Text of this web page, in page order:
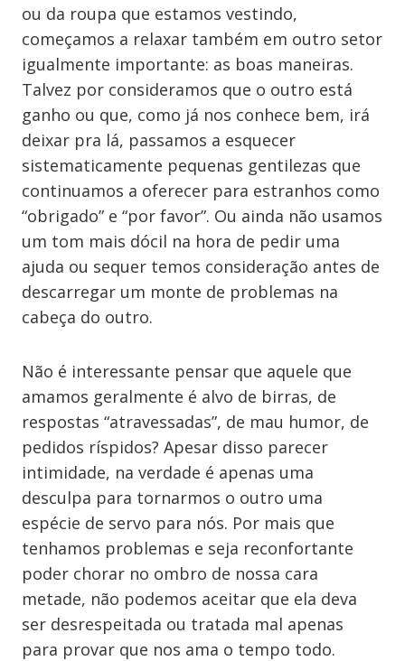
ou da roupa que estamos vestindo,
começamos a relaxar também em outro setor
igualmente importante: as boas maneiras.
Talvez por consideramos que o outro está
ganho ou que, como já nos conhece bem, irá
deixar pra lá, passamos a esquecer
sistematicamente pequenas gentilezas que
continuamos a oferecer para estranhos como
“obrigado” e “por favor”. Ou ainda não usamos
um tom mais dócil na hora de pedir uma
ajuda ou sequer temos consideração antes de
descarregar um monte de problemas na
cabeça do outro.
Não é interessante pensar que aquele que
amamos geralmente é alvo de birras, de
respostas “atravessadas”, de mau humor, de
pedidos ríspidos? Apesar disso parecer
intimidade, na verdade é apenas uma
desculpa para tornarmos o outro uma
espécie de servo para nós. Por mais que
tenhamos problemas e seja reconfortante
poder chorar no ombro de nossa cara
metade, não podemos aceitar que ela deva
ser desrespeitada ou tratada mal apenas
para provar que nos ama o tempo todo.